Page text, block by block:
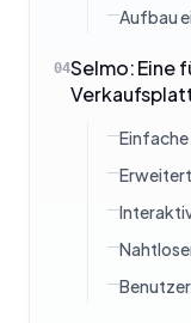
Aufbau
04Selmo: Eine